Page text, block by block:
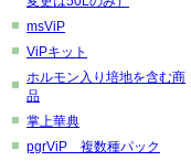
msViP
ViPキット
ホルモン入り培地を含む商
品
掌上華典
pgrViP 複数種パック